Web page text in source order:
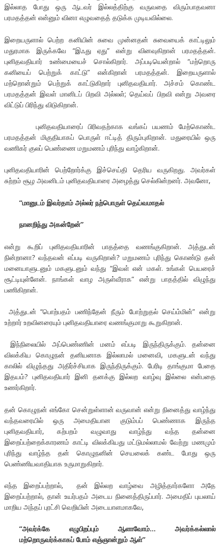
இல்லாத போது ஒரு ஆடவர் இல்லத்திற்கு வருவதை விரும்பாதவனா
பரமதத்தன் என்னும் வினா எழுவதைத் தடுக்க முடியவில்லை.
இறையருளால் பெற்ற கனியின் சுவை முன்னதன் சுவையைக் காட்டிலும்
மதுரமாக இருக்கவே “இஃது ஏது” என்று வினவுகிறான் பரமதத்தன்.
புனிதவதியார் உண்மையைச் சொல்கிறார். அப்படியென்றால் “மற்றொரு
கனியைப் பெற்றுக் காட்டு” என்கிறான் பரமதத்தன். இறையருளால்
மற்றொன்றும் பெற்றுக் காட்டுகிறார் புனிதவதியார். அச்சம் கொண்ட
பரமதத்தன் இவள் மானிடப் பிறவி அல்லள்; தெய்வப் பிறவி என்று அவரை
விட்டுப் பிரிந்து விடுகிறான்.
புனிதவதியாரைப் பிரிவதற்காக வங்கப் பயணம் மேற்கொண்ட
பரமதத்தன் மிகுதியாகப் பொருள் ஈட்டித் திரும்புகிறான். மதுரையில் ஒரு
வணிகர் குலப் பெண்ணை மறுமணம் புரிந்து வாழ்கிறான்.
புனிதவதியாரின் பெற்றோர்க்கு இச்செய்தி தெரிய வருகிறது. அவர்கள்
சுற்றம் சூழ அவனிடம் புனிதவதியாரை அழைத்து செல்கின்றனர். அவனோ,
“மானுடம் இவர்தாம் அல்லர் நற்பொருள் தெய்வமாதல்
நானறிந்து அகன்றேன்”
என்று கூறிப் புனிதவதியாரின் பாதத்தை வணங்குகிறான். அத்துடன்
நின்றானா? வந்தவன் எப்படி வருகிறான்? மறுமணம் புரிந்து கொண்டு தன்
மனையாளுடனும் மகளுடனும் வந்து “இவள் என் மகள். உங்கள் பெயரைச்
சூட்டியுள்ளேன். நாங்கள் வாழ அருள்வீராக” என்று பாதத்தில் விழுந்து
பணிகிறான்.
அத்துடன் “பொற்பதம் பணிந்தேன் நீரும் போற்றுதல் செய்ம்மின்” என்று
உற்றார் உறவினரையும் புனிதவதியாரை வணங்குமாறு கூறுகிறான்.
இந்நிலையில் அப்பெண்ணின் மனம் எப்படி இருந்திருக்கும். தன்னை
விலக்கிய கொழுநன் தனியனாக இல்லாமல் மனைவி, மகளுடன் வந்து
காலில் விழுந்தது அதிர்ச்சியாக இருந்திருக்கும். பேரிடி தாங்குமா பேதை
இதயம்? புனிதவதியார் இனி தனக்கு இல்லற வாழ்வு இல்லை என்பதை
உணர்கிறார்.
தன் கொழுநன் எங்கோ சென்றுள்ளான் வருவான் என்று நினைத்து வாழ்ந்து
வந்தவரையில் ஒரு அமைதியான குடும்பப் பெண்ணாக இருந்த
புனிதவதியார், கற்பறம் வழுவாது வாழ்ந்து வந்த தன்னை
இறைப்பற்றைக்காரணம் காட்டி விலக்கியது மட்டுமல்லாமல் வேற்று மணமும்
புரிந்து வாழ்ந்த தன் கொழுநனின் செயலைக் கண்ட போது ஒரு
பெண்ணியவாதியாக உருமாறுகிறார்.
எந்த இறைப்பற்றால், தன் இல்லற வாழ்வை அழித்தார்களோ அதே
இறைப்பற்றால், தான் உயர்பதம் அடைய நினைத்திருப்பார். அமைதிப் புயலாய்
மாறிய அந்தப் புரட்சி வெறியின் அடையாளமாகவே,
“அவர்க்கே எழுபிறப்பும் ஆளாவோம்…அவர்க்கல்லால்
மற்றொருவர்க்காகப் போம் எஞ்ஞான்றும் ஆள்”